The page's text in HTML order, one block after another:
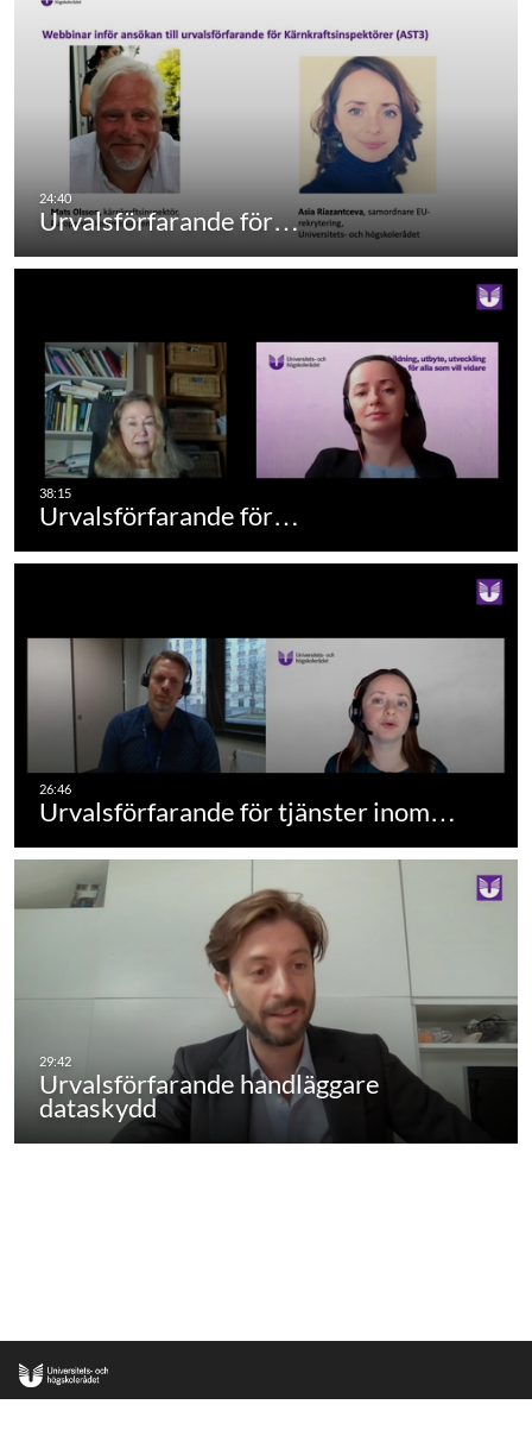
Urvalsförfarande för…
Urvalsförfarande för…
Urvalsförfarande för tjänster inom…
Urvalsförfarande handläggare
dataskydd